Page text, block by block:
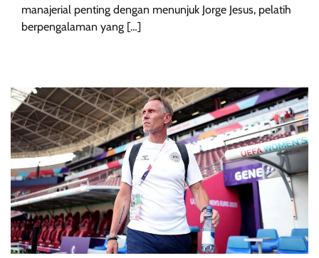
manajerial penting dengan menunjuk Jorge Jesus, pelatih
berpengalaman yang […]